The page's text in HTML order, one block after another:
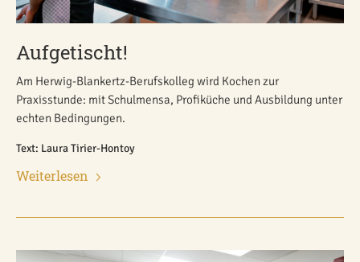
Aufgetischt!
Am Herwig-Blankertz-Berufskolleg wird Kochen zur
Praxisstunde: mit Schulmensa, Profiküche und Ausbildung unter
echten Bedingungen.
Text: Laura Tirier-Hontoy
Weiterlesen